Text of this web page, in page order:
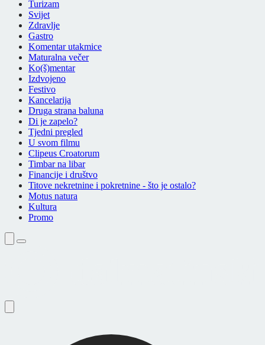
Turizam
Svijet
Zdravlje
Gastro
Komentar utakmice
Maturalna večer
Ko(š)mentar
Izdvojeno
Festivo
Kancelarija
Druga strana baluna
Di je zapelo?
Tjedni pregled
U svom filmu
Clipeus Croatorum
Timbar na libar
Financije i društvo
Titove nekretnine i pokretnine - što je ostalo?
Motus natura
Kultura
Promo